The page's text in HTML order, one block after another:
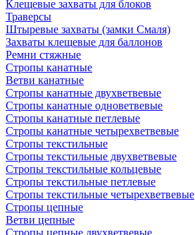
Клещевые захваты для блоков
Траверсы
Штыревые захваты (замки Смаля)
Захваты клещевые для баллонов
Ремни стяжные
Стропы канатные
Ветви канатные
Стропы канатные двухветвевые
Стропы канатные одноветвевые
Стропы канатные петлевые
Стропы канатные четырехветвевые
Стропы текстильные
Стропы текстильные двухветвевые
Стропы текстильные кольцевые
Стропы текстильные петлевые
Стропы текстильные четырехветвевые
Стропы цепные
Ветви цепные
Стропы цепные двухветвевые